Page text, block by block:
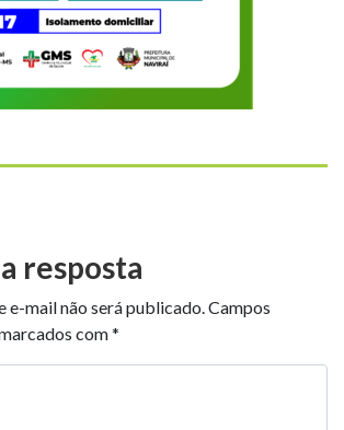
resposta
e-mail não será publicado.Campos
com*